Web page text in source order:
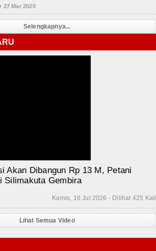
27 Mar 2020
Selengkapnya...
Akan Dibangun Rp 13 M, Petani
Silimakuta Gembira
Kamis, 16 Jul 2026 - Dilihat 425 Kali
Lihat Semua Video